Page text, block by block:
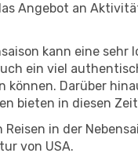
Angebot an
kann eine
ein viel
können. Darüber
bieten in diesen
Reisen in der
von USA.